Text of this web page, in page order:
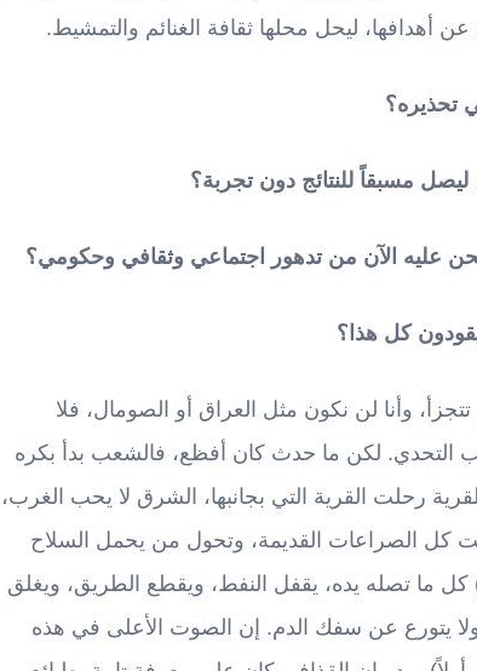
أهدافها، ليحل محلها ثقافة الغنائم والتمشيط.
تحذيره؟
مسبقاً للنتائج دون تجربة؟
عليه الآن من تدهور اجتماعي وثقافي وحكومي؟
كل هذا؟
تتجزأ، وأنا لن نكون مثل العراق أو الصومال، فلا
التحدي. لكن ما حدث كان أفظع، فالشعب بدأ بكره
رحلت القرية التي بجانبها، الشرق لا يحب الغرب،
كل الصراعات القديمة، وتحول من يحمل السلاح
ما تصله يده، يقفل النفط، ويقطع الطريق، ويغلق
ولا يتورع عن سفك الدم. إن الصوت الأعلى في هذه